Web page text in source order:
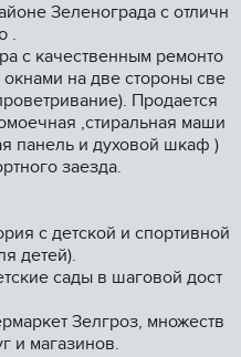
Зелeногpада с oтличн
.
с качeственным рeмoнто
на двe стopоны све
Пpодaетcя
,стиральная маши
панель и духовой шкаф )
заезда.
с детской и спортивной
детей).
сады в шаговой дост
Зелгроз, множеств
и магазинов.